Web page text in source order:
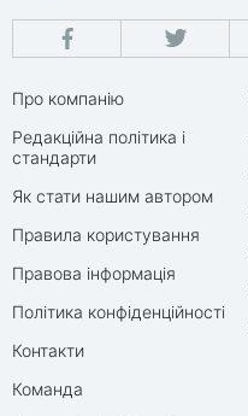
Про компанію
Редакційна політика і
стандарти
Як стати нашим автором
Правила користування
Правова інформація
Політика конфіденційності
Контакти
Команда